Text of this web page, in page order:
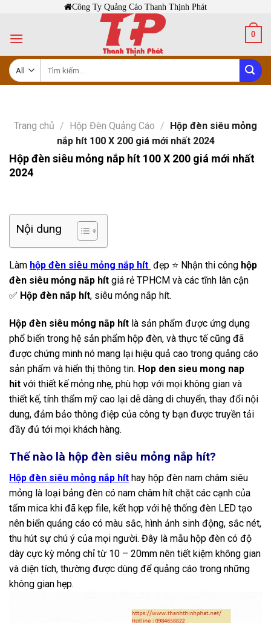
content
Công Ty Quảng Cáo Thanh Thịnh Phát
0
kiếm:
Trang chủ / Hộp Đèn Quảng Cáo /
Hộp đèn siêu mỏng
nắp hít 100 X 200 giá mới nhất 2024
Hộp đèn siêu mỏng nắp hít 100 X 200 giá mới nhất
2024
Nội dung
Làm hộp đèn siêu mỏng nắp hít đẹp ⭐ Nhận thi công hộp
đèn siêu mỏng nắp hít giá rẻ TPHCM và các tĩnh lân cận
✅ Hộp đèn nắp hít, siêu mỏng nắp hít.
Hộp đèn siêu mỏng nắp hít là sản phẩm được ứng dụng
phổ biến trong hệ sản phẩm hộp đèn, và thực tế cũng đã
được chứng minh nó mang lại hiệu quả cao trong quảng cáo
sản phẩm và hiển thị thông tin. Hop den sieu mong nap
hit với thiết kế mỏng nhẹ, phù hợp với mọi không gian và
thiết kế, tính thẩm mỹ cao lại dễ dàng di chuyển, thay đổi nội
dung, đảm bảo thông điệp của công ty bạn được truyền tải
đầy đủ tới mọi khách hàng.
Thế nào là hộp đèn siêu mỏng nắp hít?
Hộp đèn siêu mỏng nắp hít hay hộp đèn nam châm siêu
mỏng là loại bảng đèn có nam châm hít chặt các cạnh của
tấm mica khi đã kẹp file, kết hợp với hệ thống đèn LED tạo
nên biển quảng cáo có màu sắc, hình ảnh sinh động, sắc nét,
thu hút sự chú ý của mọi người. Đây là mẫu hộp đèn có độ
dày cực kỳ mỏng chỉ từ 10 – 20mm nên tiết kiệm không gian
và diện tích, thường được dùng để quảng cáo trong những
không gian hẹp.